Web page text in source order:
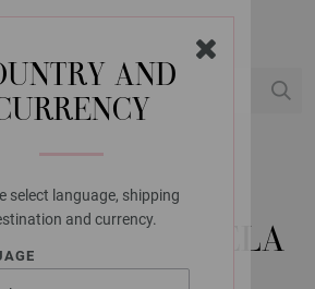
AND
select language, shipping
and currency.
FILATI STUDIO
MISCELA